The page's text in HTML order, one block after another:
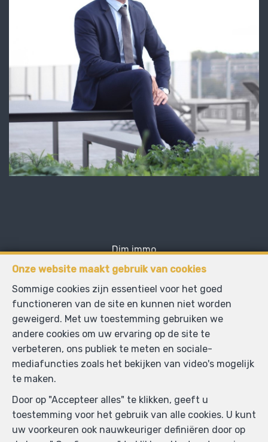
Onze website maakt gebruik van cookies
Sommige cookies zijn essentieel voor het goed
functioneren van de site en kunnen niet worden
geweigerd. Met uw toestemming gebruiken we
andere cookies om uw ervaring op de site te
verbeteren, ons publiek te meten en sociale-
mediafuncties zoals het bekijken van video's mogelijk
te maken.
Door op "Accepteer alles" te klikken, geeft u
toestemming voor het gebruik van alle cookies. U kunt
uw voorkeuren ook nauwkeuriger definiëren door op
Dim immo
—
Witherenstraat 47
TEL. +32470915140
—
MOB.0470915140
—
info@dim-immo.be
BIV-erkende vastgoedmakelaar-bemiddelaar in België,
BE1000708319- Toezichthoudende Autoriteit :
Beroepinstituut van Vastgoedmakelaars
Luxemburgstraat, 16B - 1000 Brussel (+32 2 505 38 50